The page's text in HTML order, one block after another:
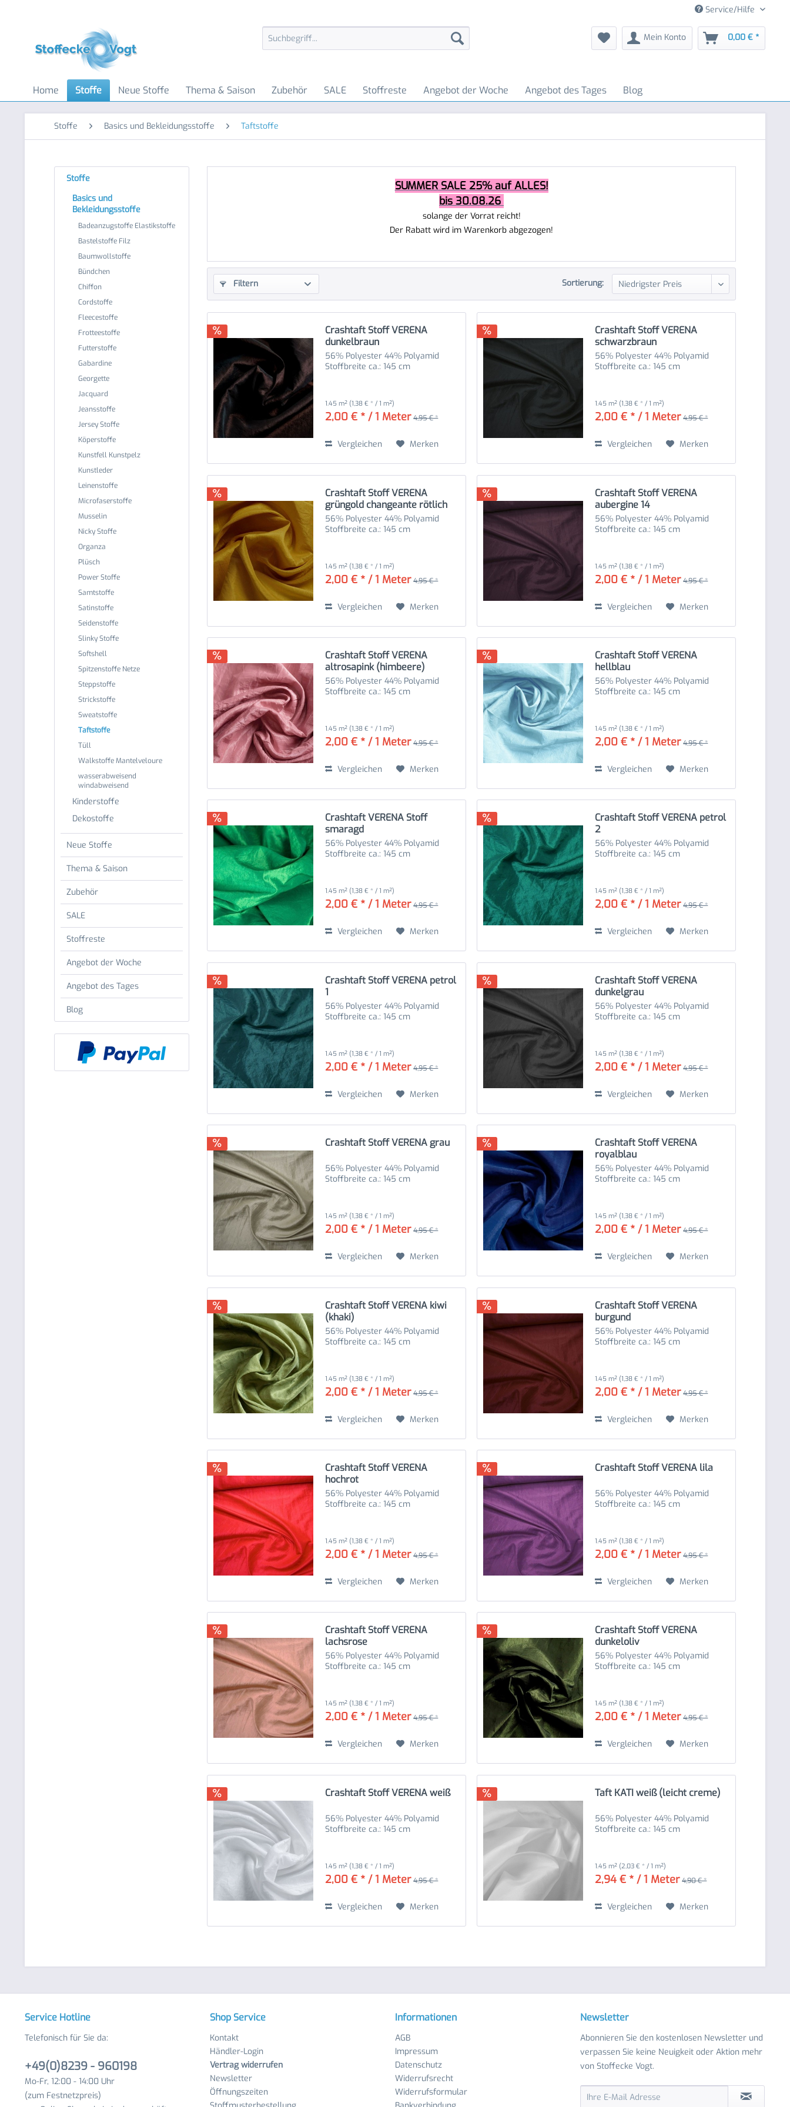
Service/Hilfe
Mein Konto 0,00 € *
Home Stoffe Neue Stoffe Thema & Saison Zubehör SALE Stoffreste Angebot der Woche Angebot des Tages Blog
Stoffe Basics und Bekleidungsstoffe Taftstoffe
Stoffe
Basics und
Bekleidungsstoffe
Badeanzugstoffe Elastikstoffe
Bastelstoffe Filz
Baumwollstoffe
Bündchen
Chiffon
Cordstoffe
Fleecestoffe
Frotteestoffe
Futterstoffe
Gabardine
Georgette
Jacquard
Jeansstoffe
Jersey Stoffe
Köperstoffe
Kunstfell Kunstpelz
Kunstleder
Leinenstoffe
Microfaserstoffe
Musselin
Nicky Stoffe
Organza
Plüsch
Power Stoffe
Samtstoffe
Satinstoffe
Seidenstoffe
Slinky Stoffe
Softshell
Spitzenstoffe Netze
Steppstoffe
Strickstoffe
Sweatstoffe
Taftstoffe
Tüll
Walkstoffe Mantelveloure
wasserabweisend
windabweisend
Kinderstoffe
Dekostoffe
Neue Stoffe
Thema & Saison
Zubehör
SALE
Stoffreste
Angebot der Woche
Angebot des Tages
Blog
SUMMER SALE 25% auf ALLES!
bis 30.08.26
solange der Vorrat reicht!
Der Rabatt wird im Warenkorb abgezogen!
Filtern Sortierung:
Crashtaft Stoff VERENA
dunkelbraun
56% Polyester 44% Polyamid
Stoffbreite ca.: 145 cm
1.45 m² (1,38 € * / 1 m²)
2,00 € * / 1 Meter 4,95 € *
Vergleichen Merken
Crashtaft Stoff VERENA
schwarzbraun
56% Polyester 44% Polyamid
Stoffbreite ca.: 145 cm
1.45 m² (1,38 € * / 1 m²)
2,00 € * / 1 Meter 4,95 € *
Vergleichen Merken
Crashtaft Stoff VERENA
grüngold changeante rötlich
56% Polyester 44% Polyamid
Stoffbreite ca.: 145 cm
1.45 m² (1,38 € * / 1 m²)
2,00 € * / 1 Meter 4,95 € *
Vergleichen Merken
Crashtaft Stoff VERENA
aubergine 14
56% Polyester 44% Polyamid
Stoffbreite ca.: 145 cm
1.45 m² (1,38 € * / 1 m²)
2,00 € * / 1 Meter 4,95 € *
Vergleichen Merken
Crashtaft Stoff VERENA
altrosapink (himbeere)
56% Polyester 44% Polyamid
Stoffbreite ca.: 145 cm
1.45 m² (1,38 € * / 1 m²)
2,00 € * / 1 Meter 4,95 € *
Vergleichen Merken
Crashtaft Stoff VERENA
hellblau
56% Polyester 44% Polyamid
Stoffbreite ca.: 145 cm
1.45 m² (1,38 € * / 1 m²)
2,00 € * / 1 Meter 4,95 € *
Vergleichen Merken
Crashtaft VERENA Stoff
smaragd
56% Polyester 44% Polyamid
Stoffbreite ca.: 145 cm
1.45 m² (1,38 € * / 1 m²)
2,00 € * / 1 Meter 4,95 € *
Vergleichen Merken
Crashtaft Stoff VERENA petrol
2
56% Polyester 44% Polyamid
Stoffbreite ca.: 145 cm
1.45 m² (1,38 € * / 1 m²)
2,00 € * / 1 Meter 4,95 € *
Vergleichen Merken
Crashtaft Stoff VERENA petrol
1
56% Polyester 44% Polyamid
Stoffbreite ca.: 145 cm
1.45 m² (1,38 € * / 1 m²)
2,00 € * / 1 Meter 4,95 € *
Vergleichen Merken
Crashtaft Stoff VERENA
dunkelgrau
56% Polyester 44% Polyamid
Stoffbreite ca.: 145 cm
1.45 m² (1,38 € * / 1 m²)
2,00 € * / 1 Meter 4,95 € *
Vergleichen Merken
Crashtaft Stoff VERENA grau
56% Polyester 44% Polyamid
Stoffbreite ca.: 145 cm
1.45 m² (1,38 € * / 1 m²)
2,00 € * / 1 Meter 4,95 € *
Vergleichen Merken
Crashtaft Stoff VERENA
royalblau
56% Polyester 44% Polyamid
Stoffbreite ca.: 145 cm
1.45 m² (1,38 € * / 1 m²)
2,00 € * / 1 Meter 4,95 € *
Vergleichen Merken
Crashtaft Stoff VERENA kiwi
(khaki)
56% Polyester 44% Polyamid
Stoffbreite ca.: 145 cm
1.45 m² (1,38 € * / 1 m²)
2,00 € * / 1 Meter 4,95 € *
Vergleichen Merken
Crashtaft Stoff VERENA
burgund
56% Polyester 44% Polyamid
Stoffbreite ca.: 145 cm
1.45 m² (1,38 € * / 1 m²)
2,00 € * / 1 Meter 4,95 € *
Vergleichen Merken
Crashtaft Stoff VERENA
hochrot
56% Polyester 44% Polyamid
Stoffbreite ca.: 145 cm
1.45 m² (1,38 € * / 1 m²)
2,00 € * / 1 Meter 4,95 € *
Vergleichen Merken
Crashtaft Stoff VERENA lila
56% Polyester 44% Polyamid
Stoffbreite ca.: 145 cm
1.45 m² (1,38 € * / 1 m²)
2,00 € * / 1 Meter 4,95 € *
Vergleichen Merken
Crashtaft Stoff VERENA
lachsrose
56% Polyester 44% Polyamid
Stoffbreite ca.: 145 cm
1.45 m² (1,38 € * / 1 m²)
2,00 € * / 1 Meter 4,95 € *
Vergleichen Merken
Crashtaft Stoff VERENA
dunkeloliv
56% Polyester 44% Polyamid
Stoffbreite ca.: 145 cm
1.45 m² (1,38 € * / 1 m²)
2,00 € * / 1 Meter 4,95 € *
Vergleichen Merken
Crashtaft Stoff VERENA weiß
56% Polyester 44% Polyamid
Stoffbreite ca.: 145 cm
1.45 m² (1,38 € * / 1 m²)
2,00 € * / 1 Meter 4,95 € *
Vergleichen Merken
Taft KATI weiß (leicht creme)
56% Polyester 44% Polyamid
Stoffbreite ca.: 145 cm
1.45 m² (2,03 € * / 1 m²)
2,94 € * / 1 Meter 4,90 € *
Vergleichen Merken
Service Hotline
Telefonisch für Sie da:
+49(0)8239 - 960198
Mo-Fr, 12:00 - 14:00 Uhr
(zum Festnetzpreis)
Shop Service
Kontakt
Händler-Login
Vertrag widerrufen
Newsletter
Öffnungszeiten
Informationen
AGB
Impressum
Datenschutz
Widerrufsrecht
Widerrufsformular
Newsletter
Abonnieren Sie den kostenlosen Newsletter und
verpassen Sie keine Neuigkeit oder Aktion mehr
von Stoffecke Vogt.